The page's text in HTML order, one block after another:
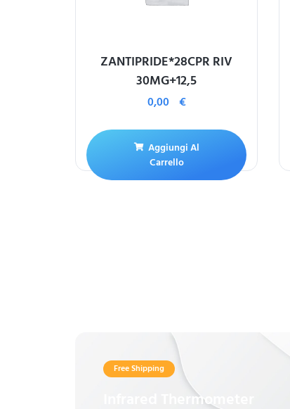
ZANTIPRIDE*28CPR RIV
30MG+12,5
0,00 €
Aggiungi Al
Carrello
Free Shipping
Infrared Thermometer